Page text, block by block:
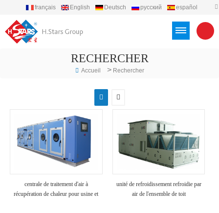
français English Deutsch русский
español
RECHERCHER
Accueil > Rechercher
centrale de traitement d'air à
récupération de chaleur pour usine et
unité de refroidissement refroidie par
air de l'ensemble de toit